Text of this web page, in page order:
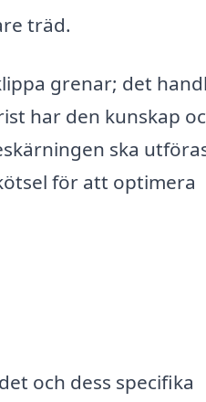
träd.
grenar; det
har den kunskap
ska
för att optimera
och dess specifika